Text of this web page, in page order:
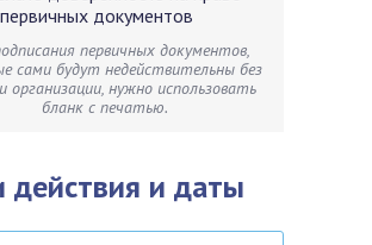
первичных документов,
сами будут недействительны без
организации, нужно использовать
бланк с печатью.
действия и даты